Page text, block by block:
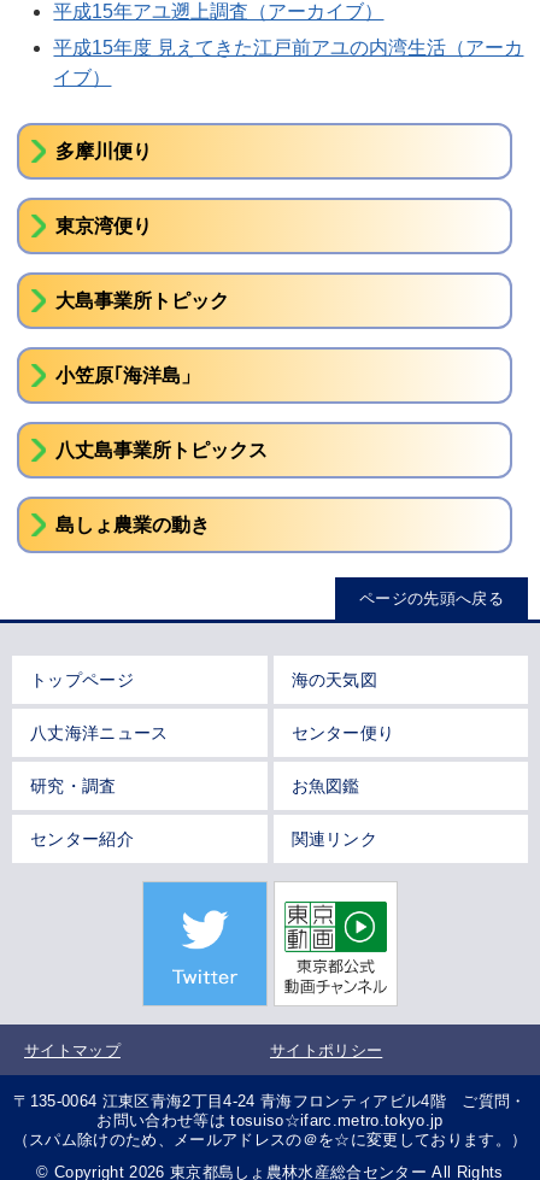
平成15年アユ遡上調査（アーカイブ）
平成15年度 見えてきた江戸前アユの内湾生活（アーカ
イブ）
多摩川便り
東京湾便り
大島事業所トピック
小笠原｢海洋島」
八丈島事業所トピックス
島しょ農業の動き
ページの先頭へ戻る
トップページ 海の天気図
八丈海洋ニュース センター便り
研究・調査 お魚図鑑
センター紹介 関連リンク
サイトマップ サイトポリシー
〒135-0064 江東区青海2丁目4-24 青海フロンティアビル4階 ご質問・
お問い合わせ等は tosuiso☆ifarc.metro.tokyo.jp
（スパム除けのため、メールアドレスの＠を☆に変更しております。）
© Copyright 2026 東京都島しょ農林水産総合センター All Rights